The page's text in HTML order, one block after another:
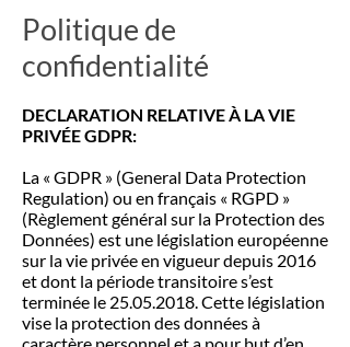
Politique de
confidentialité
DECLARATION RELATIVE À LA VIE
PRIVÉE GDPR:
La « GDPR » (General Data Protection
Regulation) ou en français « RGPD »
(Règlement général sur la Protection des
Données) est une législation européenne
sur la vie privée en vigueur depuis 2016
et dont la période transitoire s’est
terminée le 25.05.2018. Cette législation
vise la protection des données à